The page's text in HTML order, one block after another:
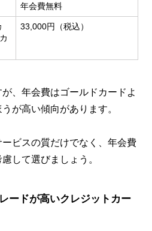
年会費無料
33,000円（税込）
が、年会費はゴールドカードよ
が高い傾向があります。
ビスの質だけでなく、年会費
して選びましょう。
ードが高いクレジットカー